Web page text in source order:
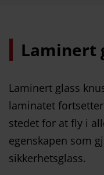
Laminert
Laminert glass
laminatet
stedet for at fly i
egenskapen som
sikkerhetsglass.